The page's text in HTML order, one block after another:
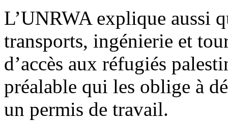
L’UNRWA explique aussi
transports, ingénierie et
d’accès aux réfugiés
préalable qui les oblige à
un permis de travail.